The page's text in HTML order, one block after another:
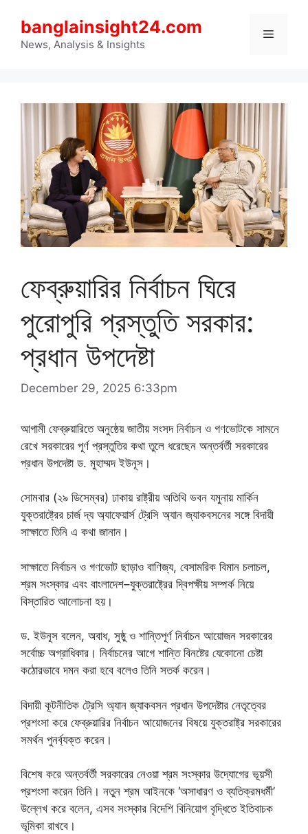
content
banglainsight24.com
News, Analysis & Insights
Menu
ফেব্রুয়ারির নির্বাচন ঘিরে
পুরোপুরি প্রস্তুতি সরকার:
প্রধান উপদেষ্টা
December 29, 2025 6:33pm
আগামী ফেব্রুয়ারিতে অনুষ্ঠেয় জাতীয় সংসদ নির্বাচন ও গণভোটকে সামনে
রেখে সরকারের পূর্ণ প্রস্তুতির কথা তুলে ধরেছেন অন্তর্বর্তী সরকারের
প্রধান উপদেষ্টা ড. মুহাম্মদ ইউনূস।
সোমবার (২৯ ডিসেম্বর) ঢাকায় রাষ্ট্রীয় অতিথি ভবন যমুনায় মার্কিন
যুক্তরাষ্ট্রের চার্জ দ্য অ্যাফেয়ার্স ট্রেসি অ্যান জ্যাকবসনের সঙ্গে বিদায়ী
সাক্ষাতে তিনি এ কথা জানান।
সাক্ষাতে নির্বাচন ও গণভোট ছাড়াও বাণিজ্য, বেসামরিক বিমান চলাচল,
শ্রম সংস্কার এবং বাংলাদেশ–যুক্তরাষ্ট্রের দ্বিপক্ষীয় সম্পর্ক নিয়ে
বিস্তারিত আলোচনা হয়।
ড. ইউনূস বলেন, অবাধ, সুষ্ঠু ও শান্তিপূর্ণ নির্বাচন আয়োজন সরকারের
সর্বোচ্চ অগ্রাধিকার। নির্বাচনের আগে শান্তি বিনষ্টের যেকোনো চেষ্টা
কঠোরভাবে দমন করা হবে বলেও তিনি সতর্ক করেন।
বিদায়ী কূটনীতিক ট্রেসি অ্যান জ্যাকবসন প্রধান উপদেষ্টার নেতৃত্বের
প্রশংসা করে ফেব্রুয়ারির নির্বাচন আয়োজনের বিষয়ে যুক্তরাষ্ট্র সরকারের
সমর্থন পুনর্ব্যক্ত করেন।
বিশেষ করে অন্তর্বর্তী সরকারের নেওয়া শ্রম সংস্কার উদ্যোগের ভূয়সী
প্রশংসা করেন তিনি। নতুন শ্রম আইনকে ‘অসাধারণ ও ব্যতিক্রমধর্মী’
উল্লেখ করে বলেন, এসব সংস্কার বিদেশি বিনিয়োগ বৃদ্ধিতে ইতিবাচক
ভূমিকা রাখবে।